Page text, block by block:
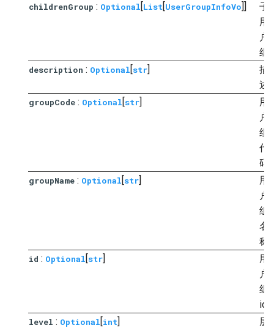
childrenGroup : Optional[List[UserGroupInfoVo]]
子
用
户
组
description : Optional[str]
描
述
groupCode : Optional[str]
用
户
组
代
码
groupName : Optional[str]
用
户
组
名
称
id : Optional[str]
用
户
组
id
level : Optional[int]
层